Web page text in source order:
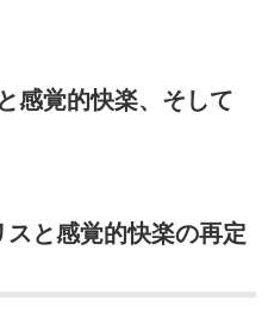
感覚的快楽、そして
と感覚的快楽の再定